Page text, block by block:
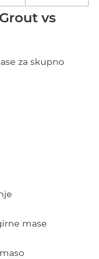
vs
za skupno
mase